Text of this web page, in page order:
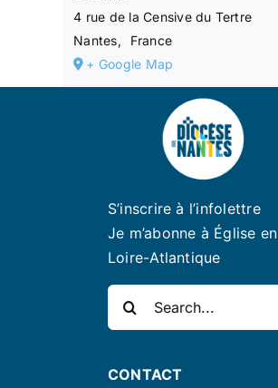
4 rue de la Censive du Tertre
Nantes,
France
+ Google Map
S’inscrire à l’infolettre
Je m’abonne à Église en
Loire-Atlantique
CONTACT